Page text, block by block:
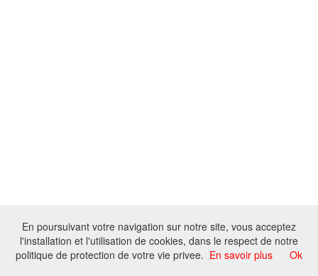
En poursuivant votre navigation sur notre site, vous acceptez
l'installation et l'utilisation de cookies, dans le respect de notre
politique de protection de votre vie privee. En savoir plus Ok